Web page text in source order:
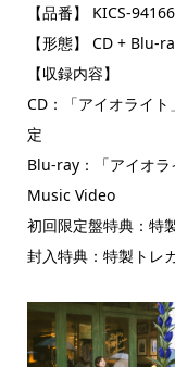
【品番】 KICS-94166
【形態】 CD + Blu-
【収録内容】
CD：「アイオライ
定
Blu-ray：「アイオ
Music Video
初回限定盤特典：特
封入特典：特製トレ